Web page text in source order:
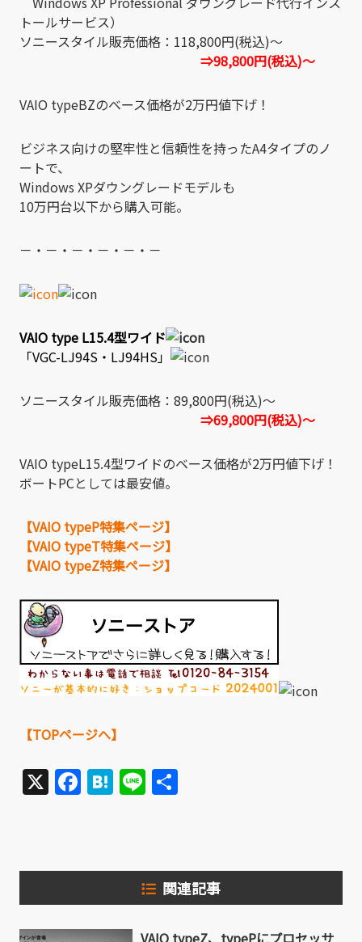
トールサービス）
ソニースタイル販売価格：118,800円(税込)～
⇒98,800円(税込)～
VAIO typeBZのベース価格が2万円値下げ！
ビジネス向けの堅牢性と信頼性を持ったA4タイプのノ
ートで、
Windows XPダウングレードモデルも
10万円台以下から購入可能。
－・－・－・－・－・－
VAIO type L15.4型ワイド
「VGC-LJ94S・LJ94HS」
ソニースタイル販売価格：89,800円(税込)～
⇒69,800円(税込)～
VAIO typeL15.4型ワイドのベース価格が2万円値下げ！
ボートPCとしては最安値。
【VAIO typeP特集ページ】
【VAIO typeT特集ページ】
【VAIO typeZ特集ページ】
【TOPページへ】
X Facebook
Hatena
Line
関連記事